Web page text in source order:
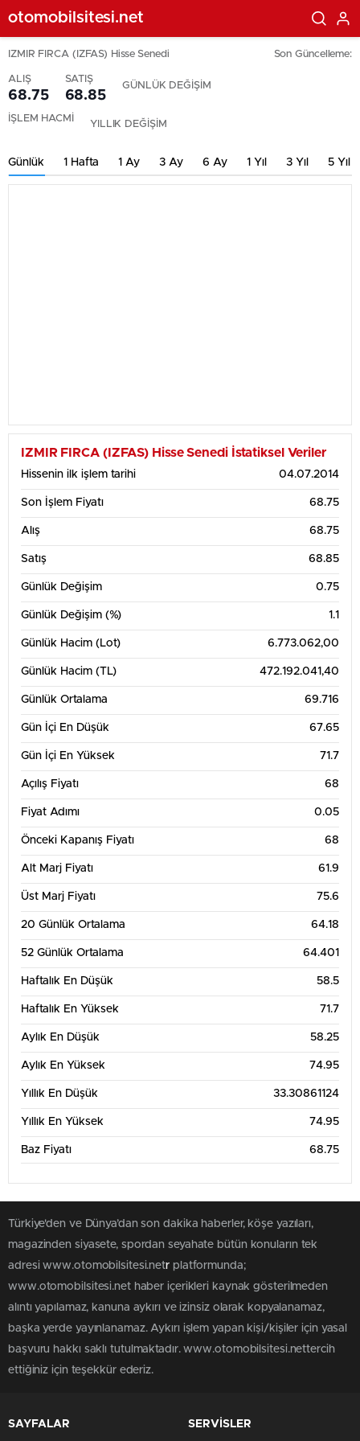
otomobilsitesi.net
IZMIR FIRCA (IZFAS) Hisse Senedi Son Güncelleme:
ALIŞ
68.75
SATIŞ
68.85
GÜNLÜK DEĞİŞİM
İŞLEM HACMİ YILLIK DEĞİŞİM
Günlük 1 Hafta 1 Ay 3 Ay 6 Ay 1 Yıl 3 Yıl 5 Yıl
IZMIR FIRCA (IZFAS) Hisse Senedi İstatiksel Veriler
Hissenin ilk işlem tarihi 04.07.2014
Son İşlem Fiyatı 68.75
Alış 68.75
Satış 68.85
Günlük Değişim 0.75
Günlük Değişim (%) 1.1
Günlük Hacim (Lot) 6.773.062,00
Günlük Hacim (TL) 472.192.041,40
Günlük Ortalama 69.716
Gün İçi En Düşük 67.65
Gün İçi En Yüksek 71.7
Açılış Fiyatı 68
Fiyat Adımı 0.05
Önceki Kapanış Fiyatı 68
Alt Marj Fiyatı 61.9
Üst Marj Fiyatı 75.6
20 Günlük Ortalama 64.18
52 Günlük Ortalama 64.401
Haftalık En Düşük 58.5
Haftalık En Yüksek 71.7
Aylık En Düşük 58.25
Aylık En Yüksek 74.95
Yıllık En Düşük 33.30861124
Yıllık En Yüksek 74.95
Baz Fiyatı 68.75
Türkiye'den ve Dünya’dan son dakika haberler, köşe yazıları,
magazinden siyasete, spordan seyahate bütün konuların tek
adresi www.otomobilsitesi.netr platformunda;
www.otomobilsitesi.net haber içerikleri kaynak gösterilmeden
alıntı yapılamaz, kanuna aykırı ve izinsiz olarak kopyalanamaz,
başka yerde yayınlanamaz. Aykırı işlem yapan kişi/kişiler için yasal
başvuru hakkı saklı tutulmaktadır. www.otomobilsitesi.nettercih
ettiğiniz için teşekkür ederiz.
SAYFALAR SERVİSLER